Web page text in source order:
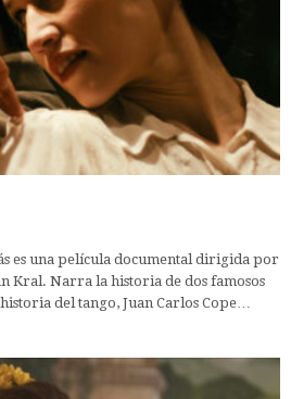
es una película documental dirigida por
Kral. Narra la historia de dos famosos
del tango, Juan Carlos Cope…